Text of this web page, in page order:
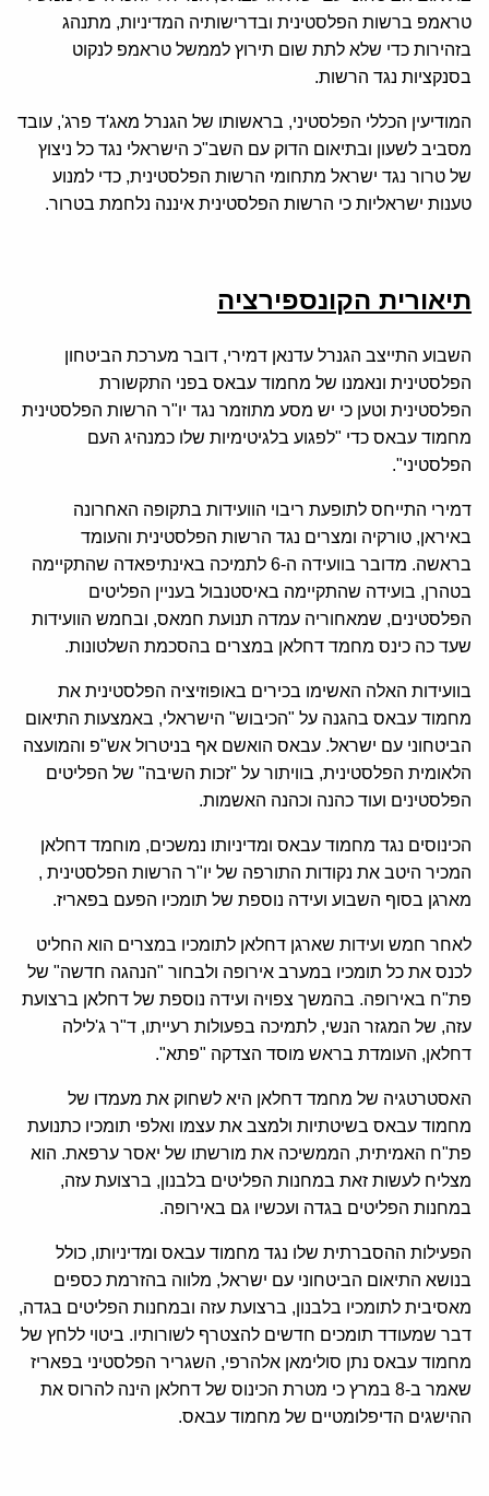
טראמפ ברשות הפלסטינית ובדרישותיה המדיניות, מתנהג
בזהירות כדי שלא לתת שום תירוץ לממשל טראמפ לנקוט
בסנקציות נגד הרשות.
המודיעין הכללי הפלסטיני, בראשותו של הגנרל מאג'ד פרג', עובד
מסביב לשעון ובתיאום הדוק עם השב"כ הישראלי נגד כל ניצוץ
של טרור נגד ישראל מתחומי הרשות הפלסטינית, כדי למנוע
טענות ישראליות כי הרשות הפלסטינית איננה נלחמת בטרור.
תיאורית הקונספירציה
השבוע התייצב הגנרל עדנאן דמירי, דובר מערכת הביטחון
הפלסטינית ונאמנו של מחמוד עבאס בפני התקשורת
הפלסטינית וטען כי יש מסע מתוזמר נגד יו"ר הרשות הפלסטינית
מחמוד עבאס כדי "לפגוע בלגיטימיות שלו כמנהיג העם
הפלסטיני".
דמירי התייחס לתופעת ריבוי הוועידות בתקופה האחרונה
באיראן, טורקיה ומצרים נגד הרשות הפלסטינית והעומד
בראשה. מדובר בוועידה ה-6 לתמיכה באינתיפאדה שהתקיימה
בטהרן, בועידה שהתקיימה באיסטנבול בעניין הפליטים
הפלסטינים, שמאחוריה עמדה תנועת חמאס, ובחמש הוועידות
שעד כה כינס מחמד דחלאן במצרים בהסכמת השלטונות.
בוועידות האלה האשימו בכירים באופוזיציה הפלסטינית את
מחמוד עבאס בהגנה על "הכיבוש" הישראלי, באמצעות התיאום
הביטחוני עם ישראל. עבאס הואשם אף בניטרול אש"פ והמועצה
הלאומית הפלסטינית, בוויתור על "זכות השיבה" של הפליטים
הפלסטינים ועוד כהנה וכהנה האשמות.
הכינוסים נגד מחמוד עבאס ומדיניותו נמשכים, מוחמד דחלאן
המכיר היטב את נקודות התורפה של יו"ר הרשות הפלסטינית ,
מארגן בסוף השבוע ועידה נוספת של תומכיו הפעם בפאריז.
לאחר חמש ועידות שארגן דחלאן לתומכיו במצרים הוא החליט
לכנס את כל תומכיו במערב אירופה ולבחור "הנהגה חדשה" של
פת"ח באירופה. בהמשך צפויה ועידה נוספת של דחלאן ברצועת
עזה, של המגזר הנשי, לתמיכה בפעולות רעייתו, ד"ר ג'לילה
דחלאן, העומדת בראש מוסד הצדקה "פתא".
האסטרטגיה של מחמד דחלאן היא לשחוק את מעמדו של
מחמוד עבאס בשיטתיות ולמצב את עצמו ואלפי תומכיו כתנועת
פת"ח האמיתית, הממשיכה את מורשתו של יאסר ערפאת. הוא
מצליח לעשות זאת במחנות הפליטים בלבנון, ברצועת עזה,
במחנות הפליטים בגדה ועכשיו גם באירופה.
הפעילות ההסברתית שלו נגד מחמוד עבאס ומדיניותו, כולל
בנושא התיאום הביטחוני עם ישראל, מלווה בהזרמת כספים
מאסיבית לתומכיו בלבנון, ברצועת עזה ובמחנות הפליטים בגדה,
דבר שמעודד תומכים חדשים להצטרף לשורותיו. ביטוי ללחץ של
מחמוד עבאס נתן סולימאן אלהרפי, השגריר הפלסטיני בפאריז
שאמר ב-8 במרץ כי מטרת הכינוס של דחלאן הינה להרוס את
ההישגים הדיפלומטיים של מחמוד עבאס.